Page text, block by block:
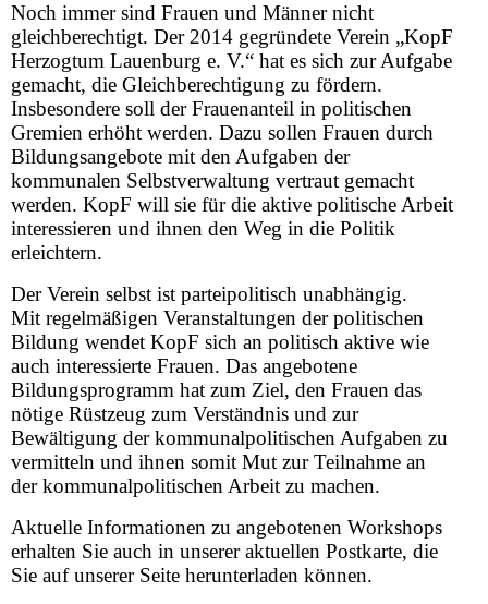
Noch immer sind Frauen und Männer nicht
gleichberechtigt. Der 2014 gegründete Verein „KopF
Herzogtum Lauenburg e. V.“ hat es sich zur Aufgabe
gemacht, die Gleichberechtigung zu fördern.
Insbesondere soll der Frauenanteil in politischen
Gremien erhöht werden. Dazu sollen Frauen durch
Bildungsangebote mit den Aufgaben der
kommunalen Selbstverwaltung vertraut gemacht
werden. KopF will sie für die aktive politische Arbeit
interessieren und ihnen den Weg in die Politik
erleichtern.
Der Verein selbst ist parteipolitisch unabhängig.
Mit regelmäßigen Veranstaltungen der politischen
Bildung wendet KopF sich an politisch aktive wie
auch interessierte Frauen. Das angebotene
Bildungsprogramm hat zum Ziel, den Frauen das
nötige Rüstzeug zum Verständnis und zur
Bewältigung der kommunalpolitischen Aufgaben zu
vermitteln und ihnen somit Mut zur Teilnahme an
der kommunalpolitischen Arbeit zu machen.
Aktuelle Informationen zu angebotenen Workshops
erhalten Sie auch in unserer aktuellen Postkarte, die
Sie auf unserer Seite herunterladen können.